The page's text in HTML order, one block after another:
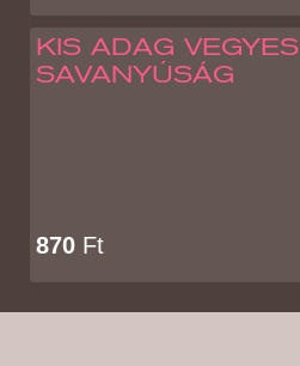
KIS ADAG VEGYES
SAVANYÚSÁG
870 Ft